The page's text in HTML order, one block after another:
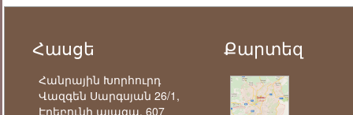
Հասցե
Հանրային Խորհուրդ
Վազգեն Սարգսյան 26/1,
Էրեբունի պլազա, 607
Քարտեզ